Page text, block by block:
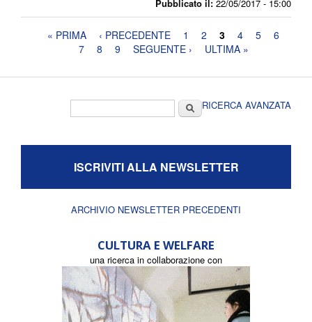
Pubblicato il: 22/05/2017 - 15:00
Pagine« PRIMA ‹ PRECEDENTE 1 2 3 4 5
6
7
8 9 SEGUENTE › ULTIMA »
CercaRICERCA AVANZATA
ISCRIVITI ALLA NEWSLETTER
ARCHIVIO NEWSLETTER PRECEDENTI
CULTURA E WELFARE
una ricerca in collaborazione con